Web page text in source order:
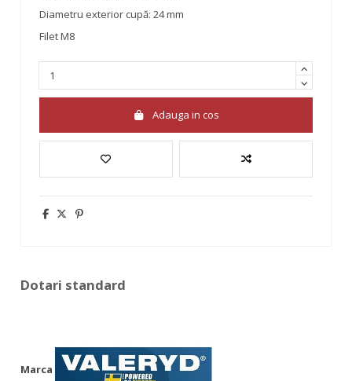
Diametru exterior cupă: 24 mm
Filet M8
Adauga in cos
Dotari standard
Marca